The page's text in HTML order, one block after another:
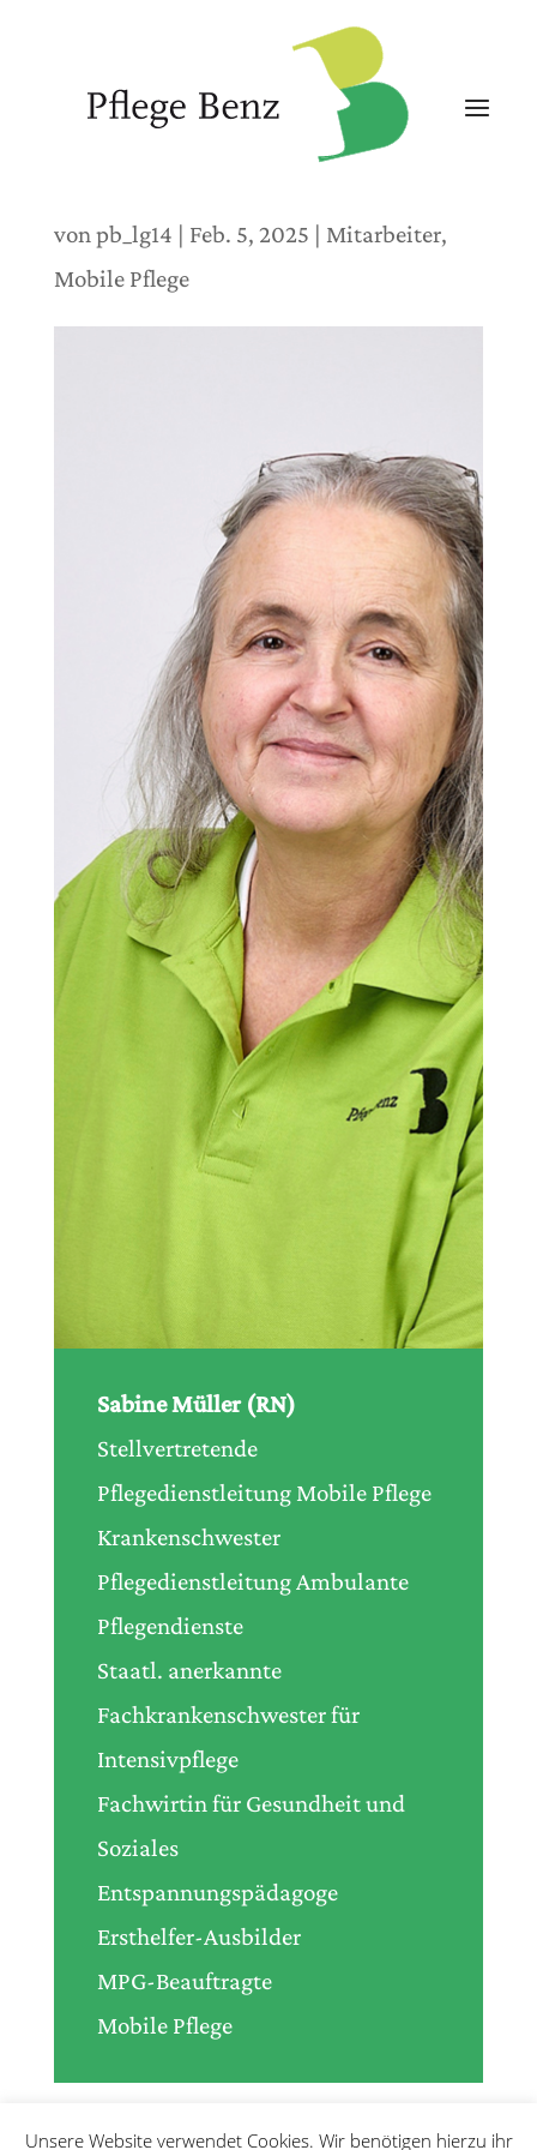
vonpb_lg14 | Feb. 5, 2025 | Mitarbeiter,
Mobile Pflege
Sabine Müller (RN)
Stellvertretende
Pflegedienstleitung Mobile Pflege
Krankenschwester
Pflegedienstleitung Ambulante
Pflegendienste
Staatl. anerkannte
Fachkrankenschwester für
Intensivpflege
Fachwirtin für Gesundheit und
Soziales
Entspannungspädagoge
Ersthelfer-Ausbilder
MPG-Beauftragte
Mobile Pflege
Unsere Website verwendet Cookies. Wir benötigen hierzu ihr